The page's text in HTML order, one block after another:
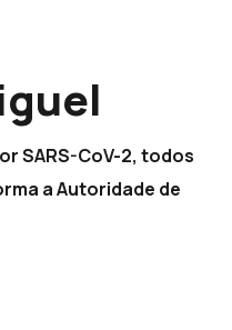
SARS-CoV-2, todos
a Autoridade de